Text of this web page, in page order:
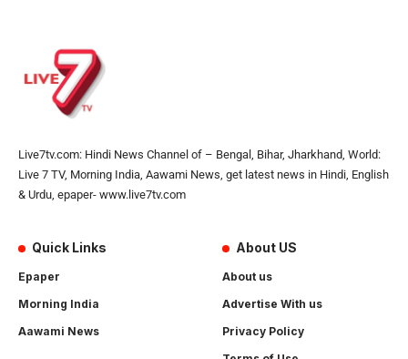
Live7tv.com: Hindi News Channel of – Bengal, Bihar, Jharkhand, World:
Live 7 TV, Morning India, Aawami News, get latest news in Hindi, English
& Urdu, epaper- www.live7tv.com
Quick Links
Epaper
Morning India
Aawami News
About US
About us
Advertise With us
Privacy Policy